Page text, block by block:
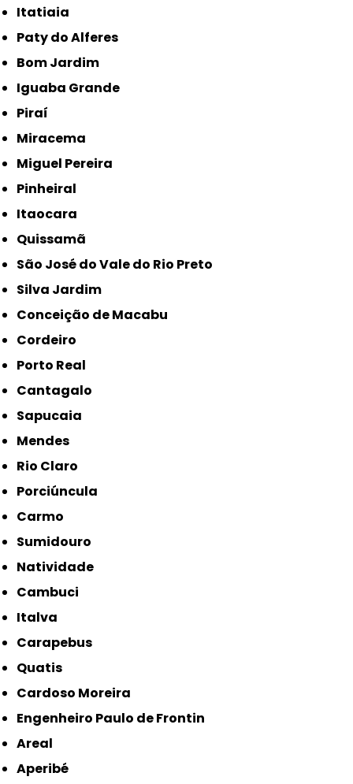
Itatiaia
Paty do Alferes
Bom Jardim
Iguaba Grande
Piraí
Miracema
Miguel Pereira
Pinheiral
Itaocara
Quissamã
São José do Vale do Rio Preto
Silva Jardim
Conceição de Macabu
Cordeiro
Porto Real
Cantagalo
Sapucaia
Mendes
Rio Claro
Porciúncula
Carmo
Sumidouro
Natividade
Cambuci
Italva
Carapebus
Quatis
Cardoso Moreira
Engenheiro Paulo de Frontin
Areal
Aperibé